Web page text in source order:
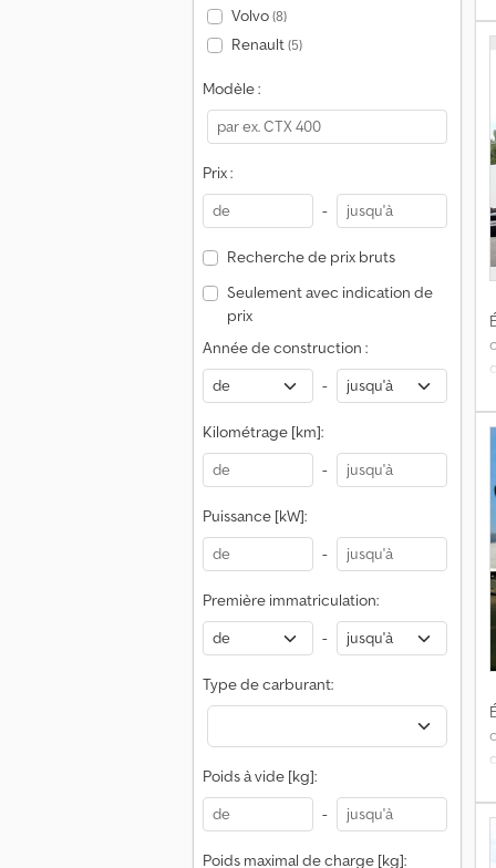
Volvo(8)
Renault(5)
Modèle :
Prix :
-
Recherche de prix bruts
Seulement avec indication de
prix
Année de construction :
-
Kilométrage [km]:
-
Puissance [kW]:
-
Première immatriculation:
-
Type de carburant:
Poids à vide [kg]:
-
Poids maximal de charge [kg]: